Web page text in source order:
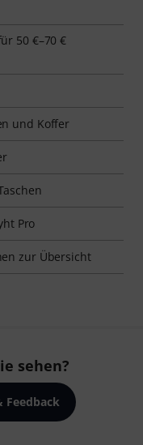
50 €–70 €
und Koffer
Pro
zur Übersicht
sehen?
Feedback